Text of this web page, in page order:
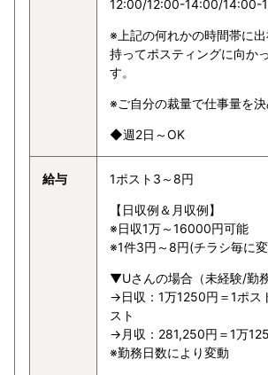
12:00/12:00-14:00/14:00-
※上記の何れかの時間帯に
持ってポスティングに向か
す。
※ご自分の裁量で仕事量を決
◆週2日～OK
給与 1ポスト3～8円
【日収例＆月収例】
※日収1万～16000円可能
※1件3円～8円(チラシ毎に
▼Uさんの場合（未経験/勤務
→日収：1万1250円＝1ポス
スト
→月収：281,250円＝1万
※勤務日数により変動